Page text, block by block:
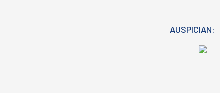
AUSPICIAN: